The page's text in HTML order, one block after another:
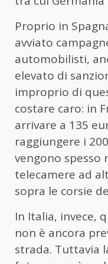
Proprio in
avviato
automobilisti,
elevato di
improprio di
costare caro: in
arrivare a 135
raggiungere i
vengono spesso
telecamere ad
sopra le corsie
In Italia, invece,
non è ancora
strada. Tuttavia